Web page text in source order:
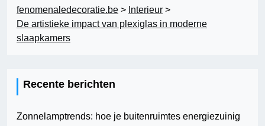
fenomenaledecoratie.be > Interieur >
De artistieke impact van plexiglas in moderne
slaapkamers
Recente berichten
Zonnelamptrends: hoe je buitenruimtes energiezuinig